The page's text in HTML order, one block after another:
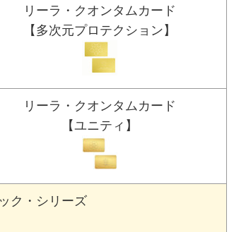
リーラ・クオンタムカード
【多次元プロテクション】
リーラ・クオンタムカード
【ユニティ】
ク・シリーズ